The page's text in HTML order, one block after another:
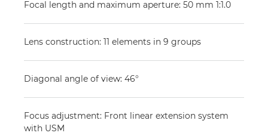
Focal length and maximum aperture: 50 mm 1:1.0
Lens construction: 11 elements in 9 groups
Diagonal angle of view: 46°
Focus adjustment: Front linear extension system
with USM